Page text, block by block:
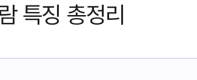
람 특징 총정리